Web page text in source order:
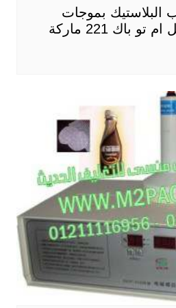
البلاستيك بموجات
الالتراسونيك موديل ام تو باك 221 ماركة